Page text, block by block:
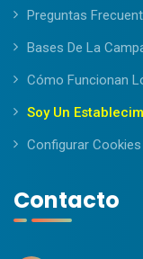
Preguntas
Bases De La
Cómo Funcionan
Soy Un
Configurar Cookies
Contacto